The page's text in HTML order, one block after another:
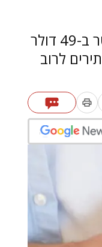
עורכי דין בארה"ב חושפים את דרישות הגירושים ההזויות ביותר: מטוסטר ב-49 דולר
לרוב